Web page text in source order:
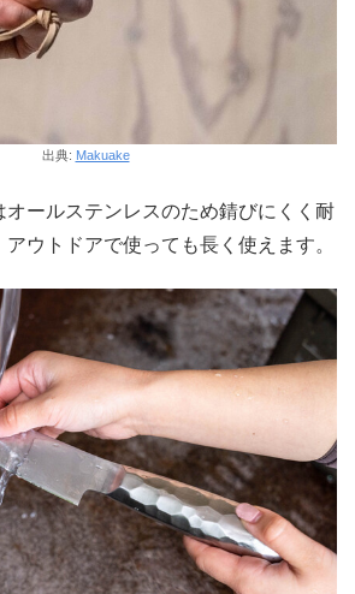
出典: Makuake
オールステンレスのため錆びにくく耐
ウトドアで使っても長く使えます。